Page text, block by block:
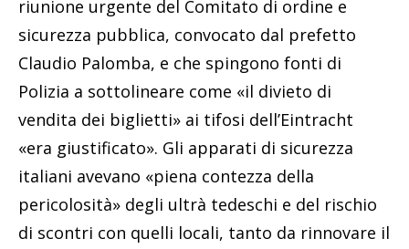
riunione urgente del Comitato di ordine e
sicurezza pubblica, convocato dal prefetto
Claudio Palomba, e che spingono fonti di
Polizia a sottolineare come «il divieto di
vendita dei biglietti» ai tifosi dell’Eintracht
«era giustificato». Gli apparati di sicurezza
italiani avevano «piena contezza della
pericolosità» degli ultrà tedeschi e del rischio
di scontri con quelli locali, tanto da rinnovare il